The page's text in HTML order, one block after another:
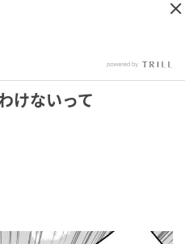
けないって